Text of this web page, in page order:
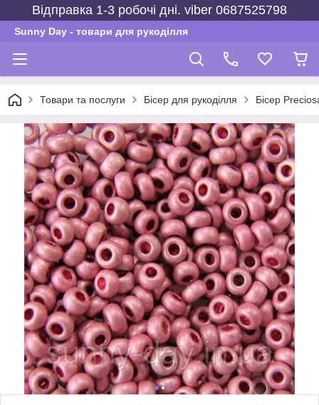
Відправка 1-3 робочі дні. viber 0687525798
Sunny Day - товари для рукоділля
Товари та послуги Бісер для рукоділля Бісер